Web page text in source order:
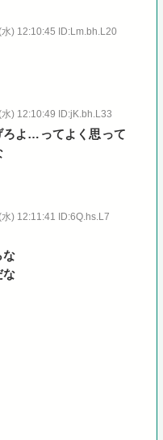
) 12:10:45 ID:Lm.bh.L20
) 12:10:49 ID:jK.bh.L33
ろよ…ってよく思って
) 12:11:41 ID:6Q.hs.L7
な
な